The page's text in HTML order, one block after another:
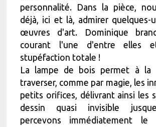
personnalité. Dans la pièce,
déjà, ici et là, admirer quelques-
œuvres d'art. Dominique
courant l'une d'entre elles
stupéfaction totale !
La lampe de bois permet à la
traverser, comme par magie, les
petits orifices, délivrant ainsi les
dessin quasi invisible
percevons immédiatement le